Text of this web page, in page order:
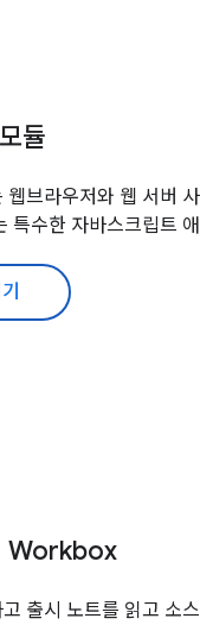
듈
웹브라우저와 웹 서버
특수한 자바스크립트
Workbox
출시 노트를 읽고 소